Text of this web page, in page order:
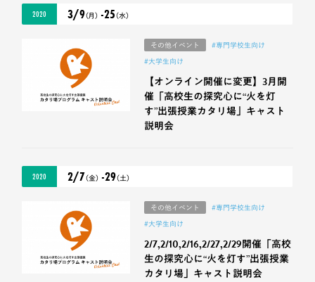
2020 3/9（月） -25（水）
その他イベント #専門学校生向け
#大学生向け
【オンライン開催に変更】3月開
催「高校生の探究心に“火を灯
す”出張授業カタリ場」キャスト
説明会
2020 2/7（金） -29（土）
その他イベント #専門学校生向け
#大学生向け
2/7,2/10,2/16,2/27,2/29開催「高校
生の探究心に“火を灯す”出張授業
カタリ場」キャスト説明会